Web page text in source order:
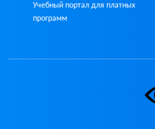
Учебный портал для платных
программ